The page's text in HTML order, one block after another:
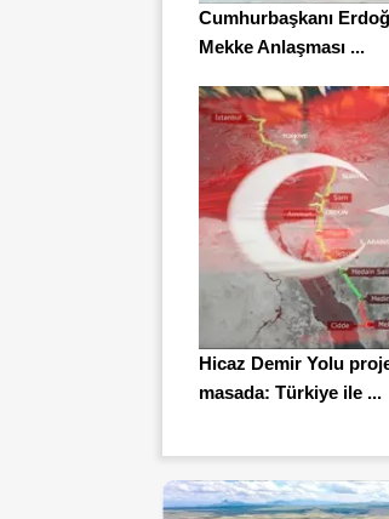
Cumhurbaşkanı
Mekke Anlaşması ...
Hicaz Demir Yolu
masada: Türkiye ile ...